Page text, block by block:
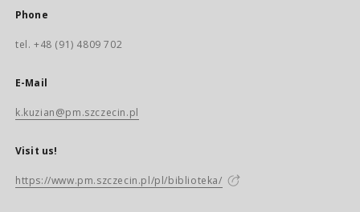
Phone
tel. +48 (91) 4809 702
E-Mail
k.kuzian@pm.szczecin.pl
Visit us!
https://www.pm.szczecin.pl/pl/biblioteka/